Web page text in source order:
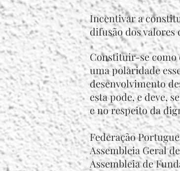
Incentivar a
difusão dos valores
Constituir-se como
uma polaridade
desenvolvimento
esta pode, e deve,
e no respeito da
Federação
Assembleia Geral
Assembleia de